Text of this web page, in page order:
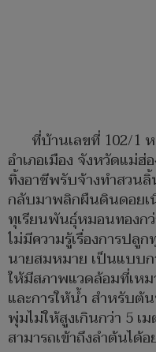
ที่บ้านเลขที่ 102/1
อำเภอเมือง จังหวัดแม่
ทิ้งอาชีพรับจ้างทำสวนลิ้
กลับมาพลิกผืนดินดอยเ
ทุเรียนพันธุ์หมอนทองก
ไม่มีความรู้เรื่องการปลู
นายสมหมาย เป็นแบบ
ให้มีสภาพแวดล้อมที่เห
และการให้น้ำ สำหรับต้
พุ่มไม่ให้สูงเกินกว่า 5 เ
สามารถเข้าถึงลำต้นได้อ